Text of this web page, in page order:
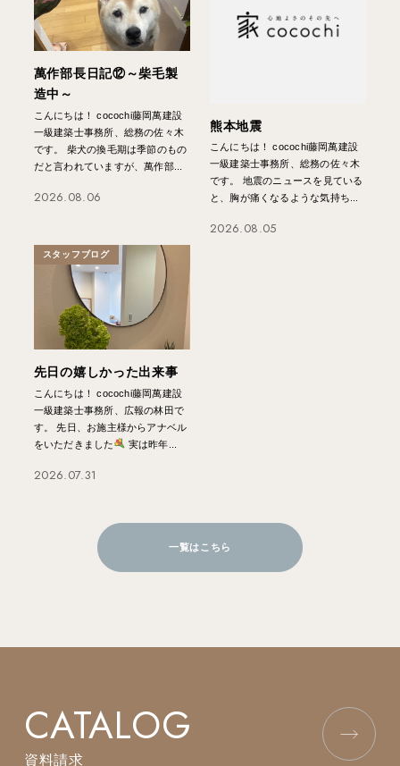
萬作部長日記⑫～柴毛製
造中～
こんにちは！ cocochi藤岡萬建設
一級建築士事務所、総務の佐々木
です。 柴犬の換毛期は季節のもの
だと言われていますが、萬作部...
2026.08.06
熊本地震
こんにちは！ cocochi藤岡萬建設
一級建築士事務所、総務の佐々木
です。 地震のニュースを見ている
と、胸が痛くなるような気持ち...
2026.08.05
スタッフブログ
先日の嬉しかった出来事
こんにちは！ cocochi藤岡萬建設
一級建築士事務所、広報の林田で
す。 先日、お施主様からアナベル
をいただきました
実は昨年...
2026.07.31
一覧はこちら
CATALOG
資料請求